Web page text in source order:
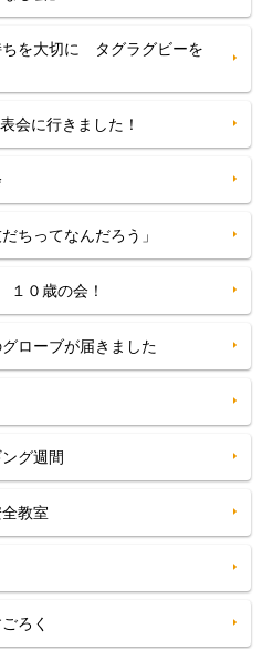
を大切に タグラグビーを
会に行きました！
ちってなんだろう」
０歳の会！
ローブが届きました
グ週間
教室
ろく